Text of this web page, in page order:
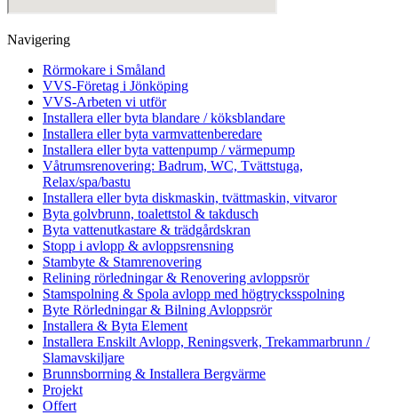
Navigering
Rörmokare i Småland
VVS-Företag i Jönköping
VVS-Arbeten vi utför
Installera eller byta blandare / köksblandare
Installera eller byta varmvattenberedare
Installera eller byta vattenpump / värmepump
Våtrumsrenovering: Badrum, WC, Tvättstuga,
Relax/spa/bastu
Installera eller byta diskmaskin, tvättmaskin, vitvaror
Byta golvbrunn, toalettstol & takdusch
Byta vattenutkastare & trädgårdskran
Stopp i avlopp & avloppsrensning
Stambyte & Stamrenovering
Relining rörledningar & Renovering avloppsrör
Stamspolning & Spola avlopp med högtrycksspolning
Byte Rörledningar & Bilning Avloppsrör
Installera & Byta Element
Installera Enskilt Avlopp, Reningsverk, Trekammarbrunn /
Slamavskiljare
Brunnsborrning & Installera Bergvärme
Projekt
Offert